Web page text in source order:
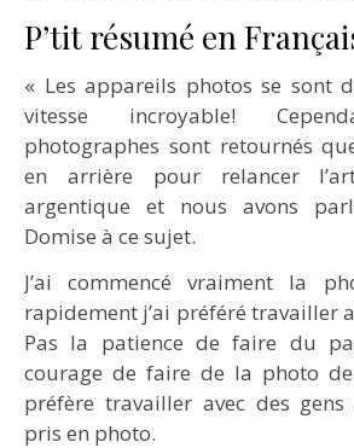
P’tit résumé en
« Les appareils photos se sont
vitesse incroyable!
photographes sont retournés
en arrière pour relancer
argentique et nous avons
Domise à ce sujet.
J’ai commencé vraiment la
rapidement j’ai préféré travailler
Pas la patience de faire du
courage de faire de la photo
préfère travailler avec des
pris en photo.